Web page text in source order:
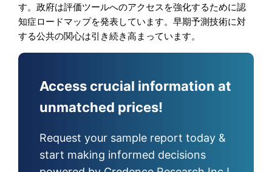
す。政府は評価ツールへのアクセスを強化するために認
知症ロードマップを発表しています。早期予測技術に対
する公共の関心は引き続き高まっています。
Access crucial information at
unmatched prices!
Request your sample report today &
start making informed decisions